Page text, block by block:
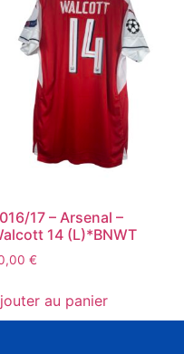
17 – Arsenal –
14 (L)*BNWT
€
au panier